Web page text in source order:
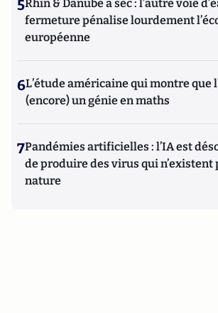
5Rhin & Danube à sec : l’autre voie
fermeture pénalise lourdement
européenne
6L’étude américaine qui montre que
(encore) un génie en maths
7Pandémies artificielles : l’IA est
de produire des virus qui n’existent
nature